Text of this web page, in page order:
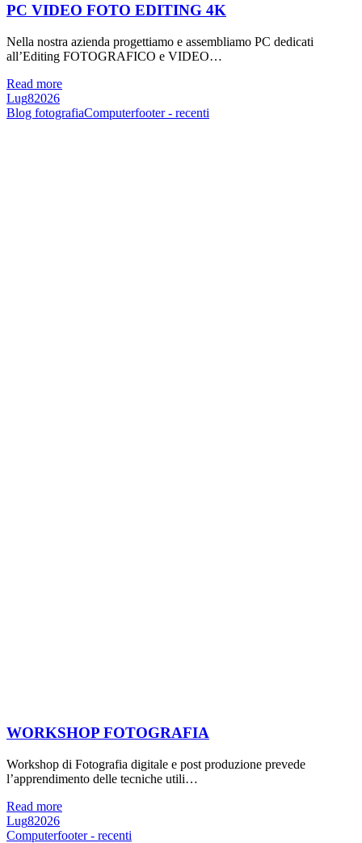
PC VIDEO FOTO EDITING 4K
Nella nostra azienda progettiamo e assembliamo PC dedicati
all’Editing FOTOGRAFICO e VIDEO…
Read more
Lug82026
Blog fotografiaComputerfooter - recenti
WORKSHOP FOTOGRAFIA
Workshop di Fotografia digitale e post produzione prevede
l’apprendimento delle tecniche utili…
Read more
Lug82026
Computerfooter - recenti